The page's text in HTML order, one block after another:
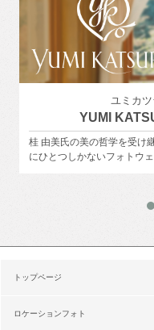
ユミカ
YUMI
桂 由美氏の美の哲学を受け
にひとつしかないフォトウェ
トップページ
ロケーションフォト